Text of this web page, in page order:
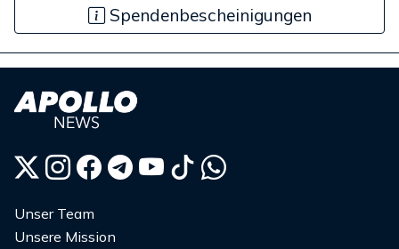
Spendenbescheinigungen
Unser Team
Unsere Mission